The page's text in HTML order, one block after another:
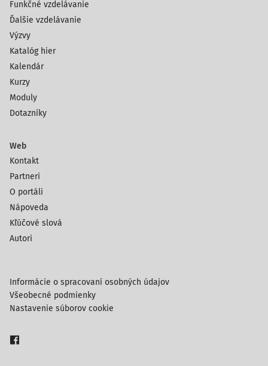
Funkčné vzdelávanie
Ďalšie vzdelávanie
Výzvy
Katalóg hier
Kalendár
Kurzy
Moduly
Dotazníky
Web
Kontakt
Partneri
O portáli
Nápoveda
Kľúčové slová
Autori
Informácie o spracovaní osobných údajov
Všeobecné podmienky
Nastavenie súborov cookie